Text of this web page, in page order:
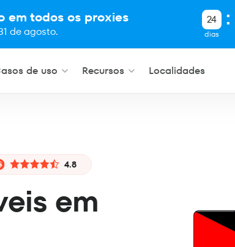
em todos os proxies
de agosto.
24
dias
de uso Recursos Localidades
4.8
em